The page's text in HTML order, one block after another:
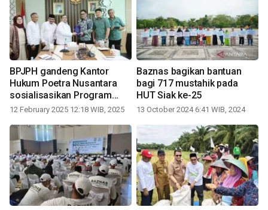
BPJPH gandeng Kantor
Hukum Poetra Nusantara
sosialisasikan Program
Sertifikasi Halal
12 February 2025 12:18 WIB, 2025
Baznas bagikan bantuan
bagi 717 mustahik pada
HUT Siak ke-25
13 October 2024 6:41 WIB, 2024